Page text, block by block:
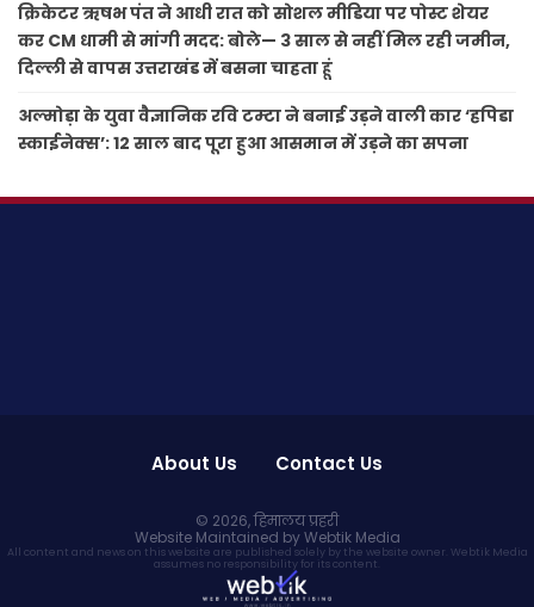
क्रिकेटर ऋषभ पंत ने आधी रात को सोशल मीडिया पर पोस्ट शेयर
कर CM धामी से मांगी मदद: बोले— 3 साल से नहीं मिल रही जमीन,
दिल्ली से वापस उत्तराखंड में बसना चाहता हूं
अल्मोड़ा के युवा वैज्ञानिक रवि टम्टा ने बनाई उड़ने वाली कार ‘हपिडा
स्काईनेक्स’: 12 साल बाद पूरा हुआ आसमान में उड़ने का सपना
About Us Contact Us
© 2026,हिमालय प्रहरी
Website Maintained by Webtik Media
All content and news on this website are published solely by the website owner. Webtik Media
assumes no responsibility for its content.